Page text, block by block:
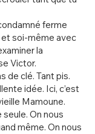
ferme
soi-même avec
la
Victor.
de clé. Tant pis.
idée. Ici, c’est
Mamoune.
On nous
même. On nous